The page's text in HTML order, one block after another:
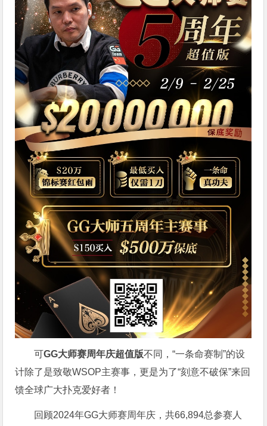
可GG大师赛周年庆超值版不同，“一条命赛制”的设
计除了是致敬WSOP主赛事，更是为了“刻意不破保”来回
馈全球广大扑克爱好者！
回顾2024年GG大师赛周年庆，共66,894总参赛人